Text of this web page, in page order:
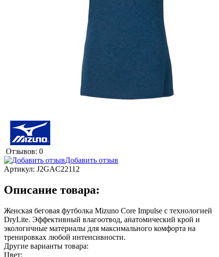
Отзывов: 0
Добавить отзыв
Артикул: J2GAC22112
Описание товара:
Женская беговая футболка Mizuno Core Impulse с технологией
DryLite. Эффективный влагоотвод, анатомический крой и
экологичные материалы для максимального комфорта на
тренировках любой интенсивности.
Другие варианты товара:
Цвет: